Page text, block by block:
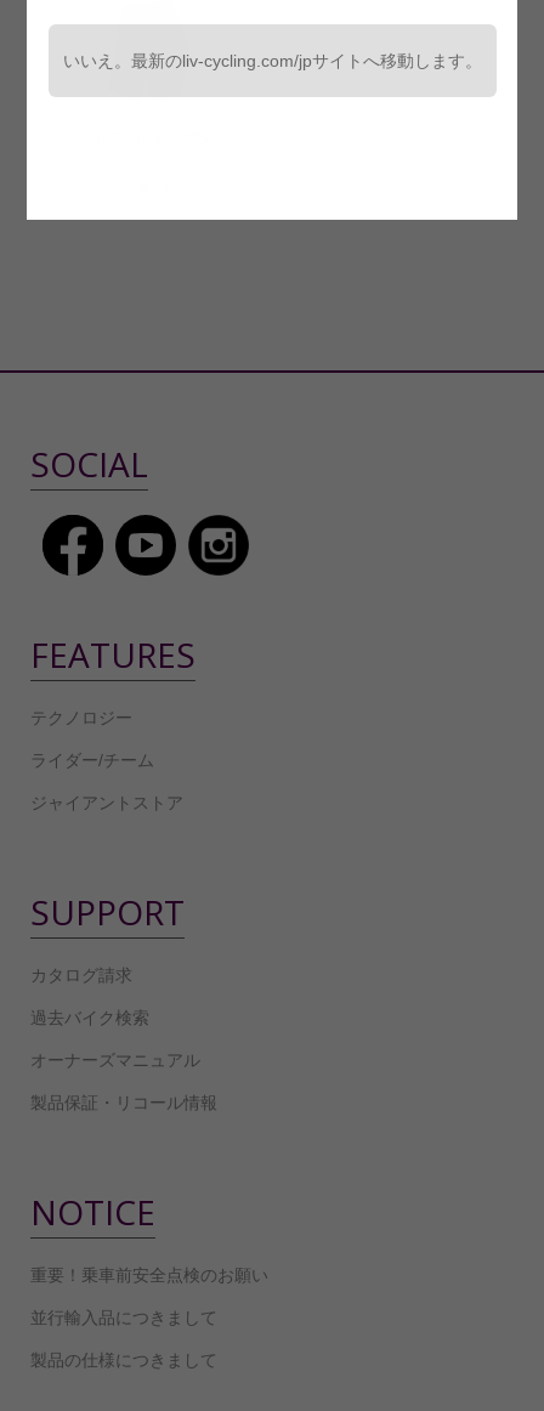
SOCIAL
FEATURES
テクノロジー
ライダー/チーム
ジャイアントストア
SUPPORT
カタログ請求
過去バイク検索
オーナーズマニュアル
製品保証・リコール情報
NOTICE
重要！乗車前安全点検のお願い
並行輸入品につきまして
製品の仕様につきまして
いいえ。最新のliv-cycling.com/jpサイトへ移動します。